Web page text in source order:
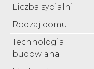
Liczba sypialni
Rodzaj domu
Technologia
budowlana